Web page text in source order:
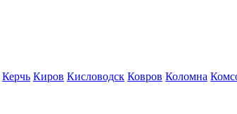
Керчь Киров Кисловодск Ковров Коломна